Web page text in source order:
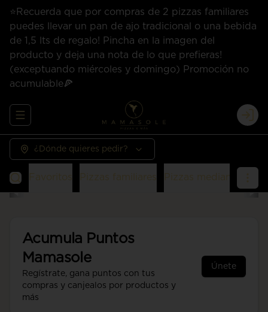
⭐Recuerda que por compras de 2 pizzas familiares
puedes llevar un pan de ajo tradicional o una bebida
de 1,5 lts de regalo! Pincha en la imagen del
producto y deja una nota de lo que prefieras!
(exceptuando miércoles y domingo) Promoción no
acumulable🍕
Abrir menu de navegación
¿Dónde quieres pedir?
Acumula Puntos
Mamasole
Regístrate, gana puntos con tus
compras y canjealos por productos y
más
Únete